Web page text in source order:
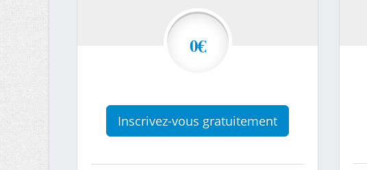
0€
Inscrivez-vous gratuitement